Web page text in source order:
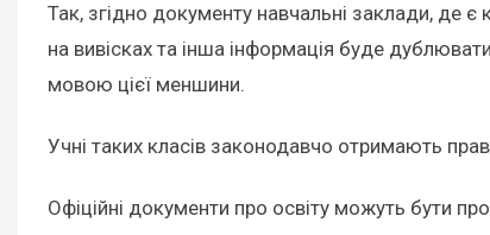
Так, згідно документу навчальні заклади,
на вивісках та інша інформація буде
мовою цієї меншини.
Учні таких класів законодавчо отримають
Офіційні документи про освіту можуть бути